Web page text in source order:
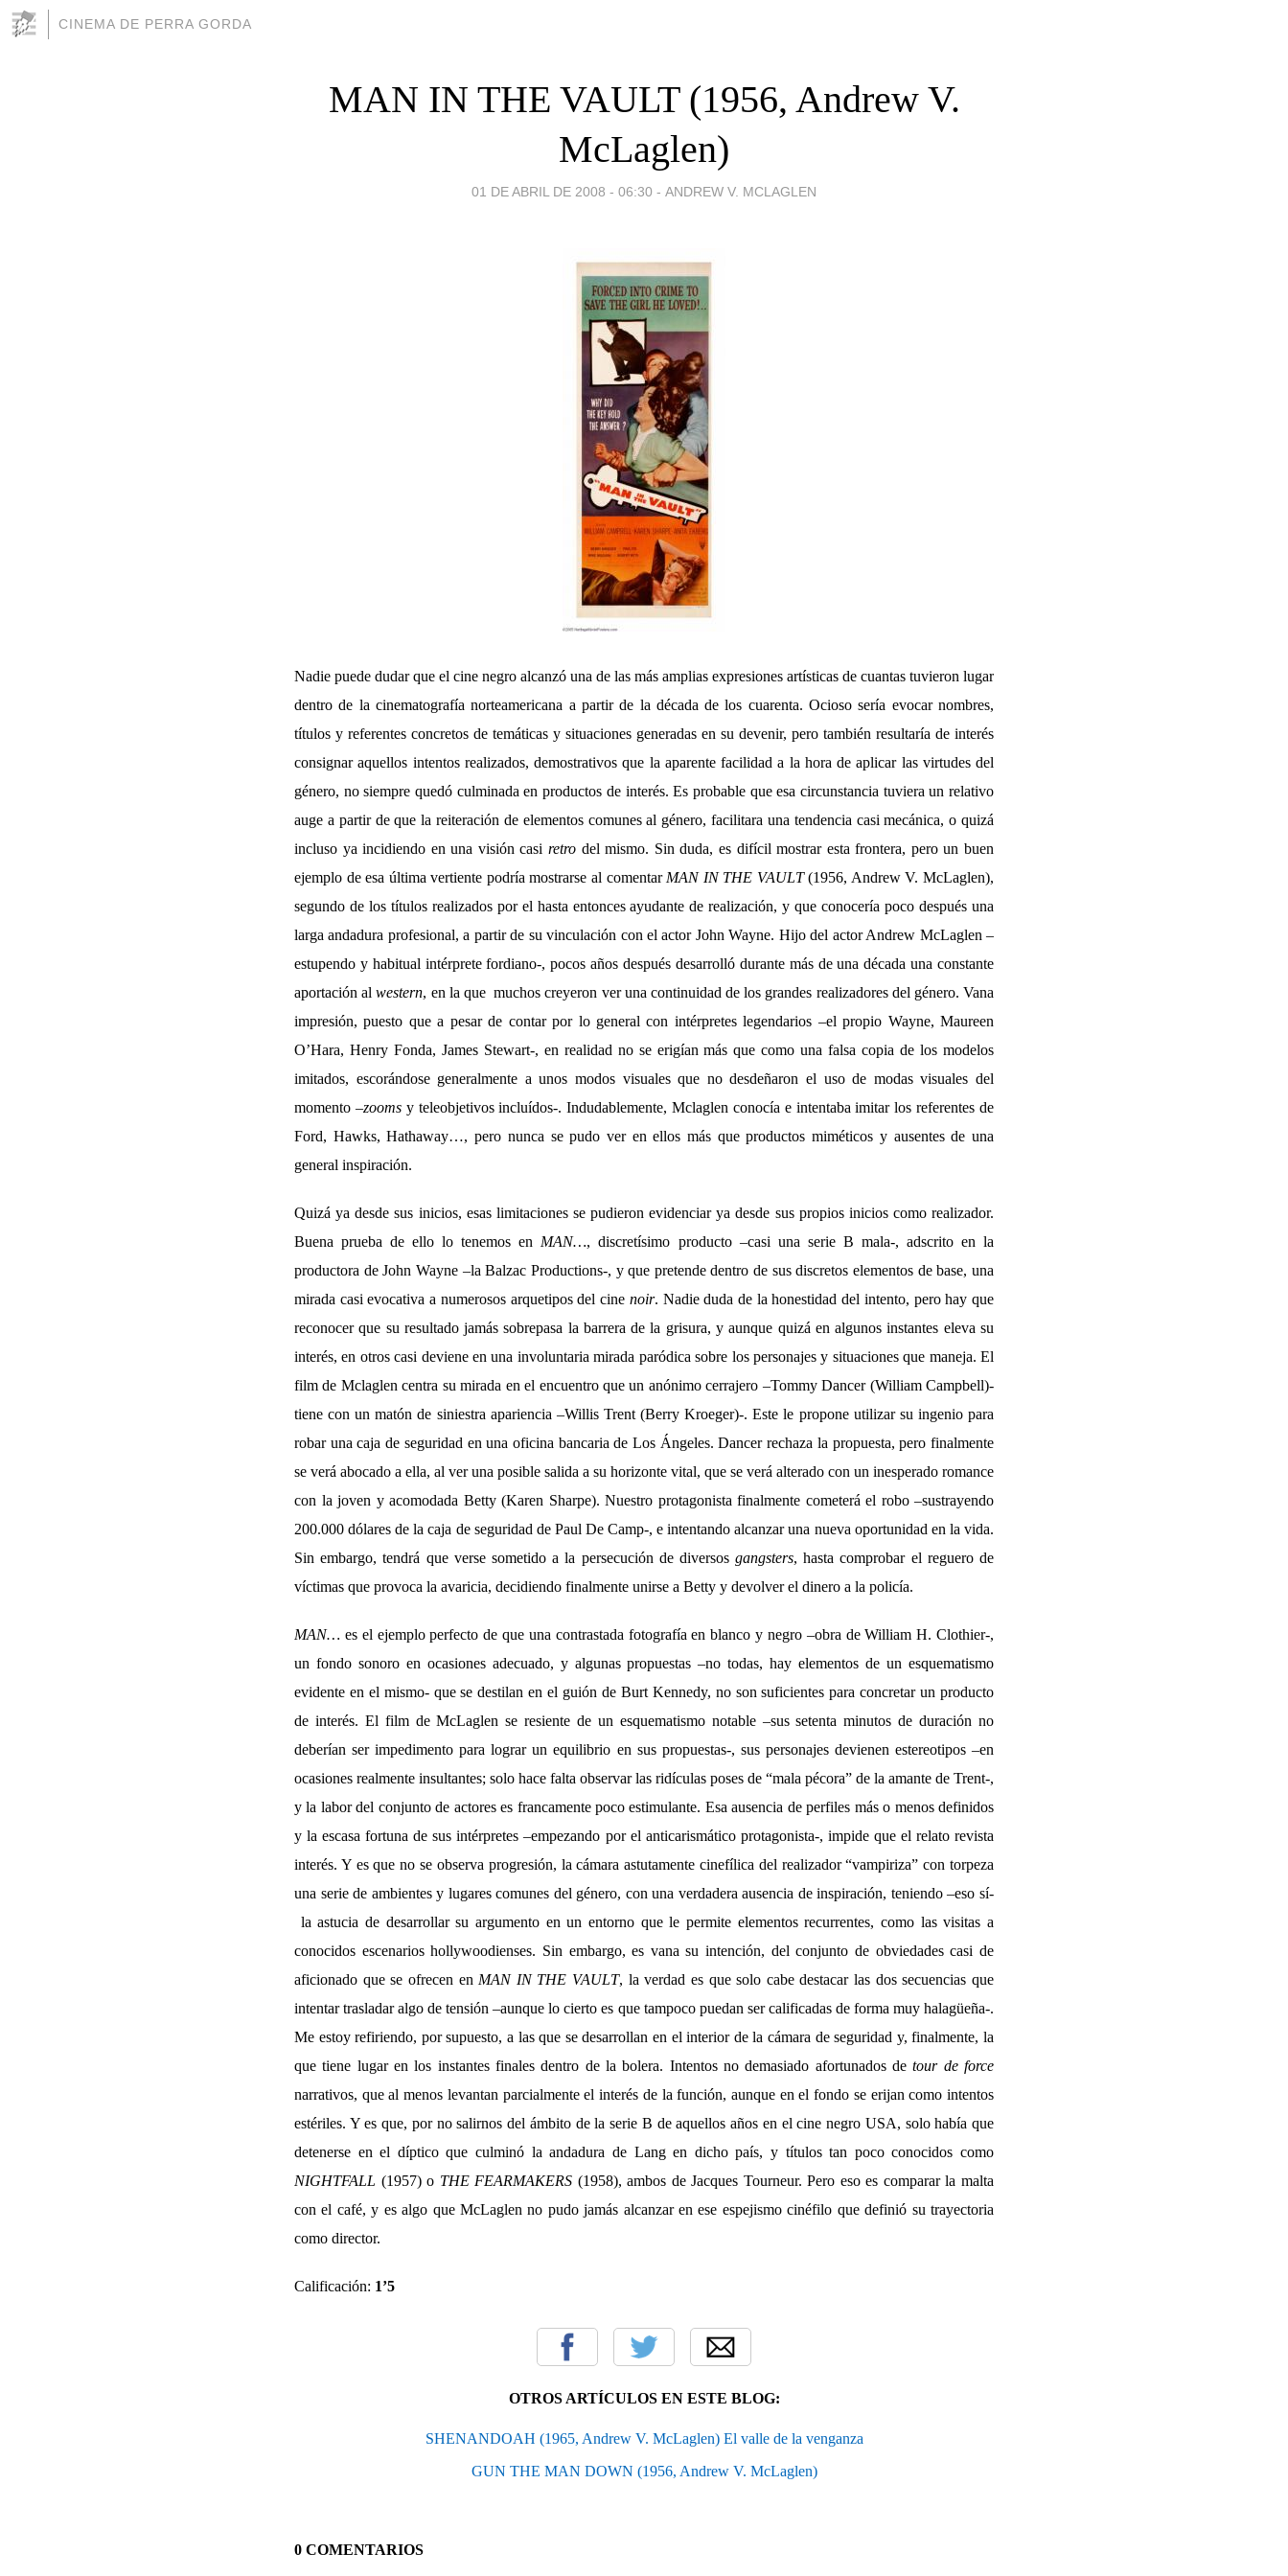
CINEMA DE PERRA GORDA
MAN IN THE VAULT (1956, Andrew V.
McLaglen)
01 DE ABRIL DE 2008 - 06:30 - ANDREW V. MCLAGLEN
Nadie puede dudar que el cine negro alcanzó una de las más amplias expresiones artísticas de cuantas tuvieron lugar
dentro de la cinematografía norteamericana a partir de la década de los cuarenta. Ocioso sería evocar nombres,
títulos y referentes concretos de temáticas y situaciones generadas en su devenir, pero también resultaría de interés
consignar aquellos intentos realizados, demostrativos que la aparente facilidad a la hora de aplicar las virtudes del
género, no siempre quedó culminada en productos de interés. Es probable que esa circunstancia tuviera un relativo
auge a partir de que la reiteración de elementos comunes al género, facilitara una tendencia casi mecánica, o quizá
incluso ya incidiendo en una visión casiretro del mismo. Sin duda, es difícil mostrar esta frontera, pero un buen
ejemplo de esa última vertiente podría mostrarse al comentar MAN IN THE VAULT(1956, Andrew V. McLaglen),
segundo de los títulos realizados por el hasta entonces ayudante de realización, y que conocería poco después una
larga andadura profesional, a partir de su vinculación con el actor John Wayne. Hijo del actor Andrew McLaglen –
estupendo y habitual intérprete fordiano-, pocos años después desarrolló durante más de una década una constante
aportación alwestern, en la que muchos creyeron ver una continuidad de los grandes realizadores del género. Vana
impresión, puesto que a pesar de contar por lo general con intérpretes legendarios –el propio Wayne, Maureen
O’Hara, Henry Fonda, James Stewart-, en realidad no se erigían más que como una falsa copia de los modelos
imitados, escorándose generalmente a unos modos visuales que no desdeñaron el uso de modas visuales del
momento –zoomsy teleobjetivos incluídos-. Indudablemente, Mclaglen conocía e intentaba imitar los referentes de
Ford, Hawks, Hathaway…, pero nunca se pudo ver en ellos más que productos miméticos y ausentes de una
general inspiración.
Quizá ya desde sus inicios, esas limitaciones se pudieron evidenciar ya desde sus propios inicios como realizador.
Buena prueba de ello lo tenemos en MAN…, discretísimo producto –casi una serie B mala-, adscrito en la
productora de John Wayne –la Balzac Productions-, y que pretende dentro de sus discretos elementos de base, una
mirada casi evocativa a numerosos arquetipos del cine noir. Nadie duda de la honestidad del intento, pero hay que
reconocer que su resultado jamás sobrepasa la barrera de la grisura, y aunque quizá en algunos instantes eleva su
interés, en otros casi deviene en una involuntaria mirada paródica sobre los personajes y situaciones que maneja. El
film de Mclaglen centra su mirada en el encuentro que un anónimo cerrajero –Tommy Dancer (William Campbell)-
tiene con un matón de siniestra apariencia –Willis Trent (Berry Kroeger)-. Este le propone utilizar su ingenio para
robar una caja de seguridad en una oficina bancaria de Los Ángeles. Dancer rechaza la propuesta, pero finalmente
se verá abocado a ella, al ver una posible salida a su horizonte vital, que se verá alterado con un inesperado romance
con la joven y acomodada Betty (Karen Sharpe). Nuestro protagonista finalmente cometerá el robo –sustrayendo
200.000 dólares de la caja de seguridad de Paul De Camp-, e intentando alcanzar una nueva oportunidad en la vida.
Sin embargo, tendrá que verse sometido a la persecución de diversosgangsters, hasta comprobar el reguero de
víctimas que provoca la avaricia, decidiendo finalmente unirse a Betty y devolver el dinero a la policía.
MAN… es el ejemplo perfecto de que una contrastada fotografía en blanco y negro –obra de William H. Clothier-,
un fondo sonoro en ocasiones adecuado, y algunas propuestas –no todas, hay elementos de un esquematismo
evidente en el mismo- que se destilan en el guión de Burt Kennedy, no son suficientes para concretar un producto
de interés. El film de McLaglen se resiente de un esquematismo notable –sus setenta minutos de duración no
deberían ser impedimento para lograr un equilibrio en sus propuestas-, sus personajes devienen estereotipos –en
ocasiones realmente insultantes; solo hace falta observar las ridículas poses de “mala pécora” de la amante de Trent-,
y la labor del conjunto de actores es francamente poco estimulante. Esa ausencia de perfiles más o menos definidos
y la escasa fortuna de sus intérpretes –empezando por el anticarismático protagonista-, impide que el relato revista
interés. Y es que no se observa progresión, la cámara astutamente cinefílica del realizador “vampiriza” con torpeza
una serie de ambientes y lugares comunes del género, con una verdadera ausencia de inspiración, teniendo –eso sí-
la astucia de desarrollar su argumento en un entorno que le permite elementos recurrentes, como las visitas a
conocidos escenarios hollywoodienses. Sin embargo, es vana su intención, del conjunto de obviedades casi de
aficionado que se ofrecen en MAN IN THE VAULT, la verdad es que solo cabe destacar las dos secuencias que
intentar trasladar algo de tensión –aunque lo cierto es que tampoco puedan ser calificadas de forma muy halagüeña-.
Me estoy refiriendo, por supuesto, a las que se desarrollan en el interior de la cámara de seguridad y, finalmente, la
que tiene lugar en los instantes finales dentro de la bolera. Intentos no demasiado afortunados detour de force
narrativos, que al menos levantan parcialmente el interés de la función, aunque en el fondo se erijan como intentos
estériles. Y es que, por no salirnos del ámbito de la serie B de aquellos años en el cine negro USA, solo había que
detenerse en el díptico que culminó la andadura de Lang en dicho país, y títulos tan poco conocidos como
NIGHTFALL (1957) o THE FEARMAKERS (1958), ambos de Jacques Tourneur. Pero eso es comparar la malta
con el café, y es algo que McLaglen no pudo jamás alcanzar en ese espejismo cinéfilo que definió su trayectoria
como director.
Calificación: 1’5
OTROS ARTÍCULOS EN ESTE BLOG:
SHENANDOAH (1965, Andrew V. McLaglen) El valle de la venganza
GUN THE MAN DOWN (1956, Andrew V. McLaglen)
0 COMENTARIOS